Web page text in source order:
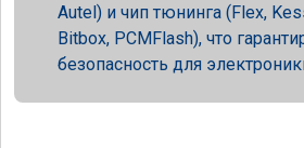
Autel) и чип тюнинга (Flex,
Bitbox, PCMFlash), что
безопасность для